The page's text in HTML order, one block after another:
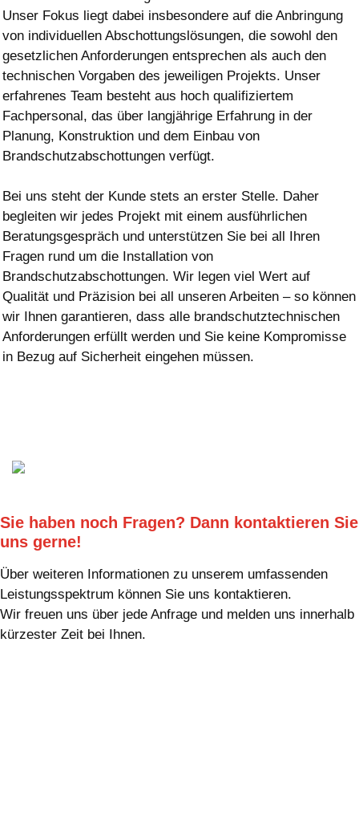
Unser Fokus liegt dabei insbesondere auf die Anbringung
von individuellen Abschottungslösungen, die sowohl den
gesetzlichen Anforderungen entsprechen als auch den
technischen Vorgaben des jeweiligen Projekts. Unser
erfahrenes Team besteht aus hoch qualifiziertem
Fachpersonal, das über langjährige Erfahrung in der
Planung, Konstruktion und dem Einbau von
Brandschutzabschottungen verfügt.
Bei uns steht der Kunde stets an erster Stelle. Daher
begleiten wir jedes Projekt mit einem ausführlichen
Beratungsgespräch und unterstützen Sie bei all Ihren
Fragen rund um die Installation von
Brandschutzabschottungen. Wir legen viel Wert auf
Qualität und Präzision bei all unseren Arbeiten – so können
wir Ihnen garantieren, dass alle brandschutztechnischen
Anforderungen erfüllt werden und Sie keine Kompromisse
in Bezug auf Sicherheit eingehen müssen.
Sie haben noch Fragen? Dann kontaktieren Sie
uns gerne!
Über weiteren Informationen zu unserem umfassenden
Leistungsspektrum können Sie uns kontaktieren.
Wir freuen uns über jede Anfrage und melden uns innerhalb
kürzester Zeit bei Ihnen.